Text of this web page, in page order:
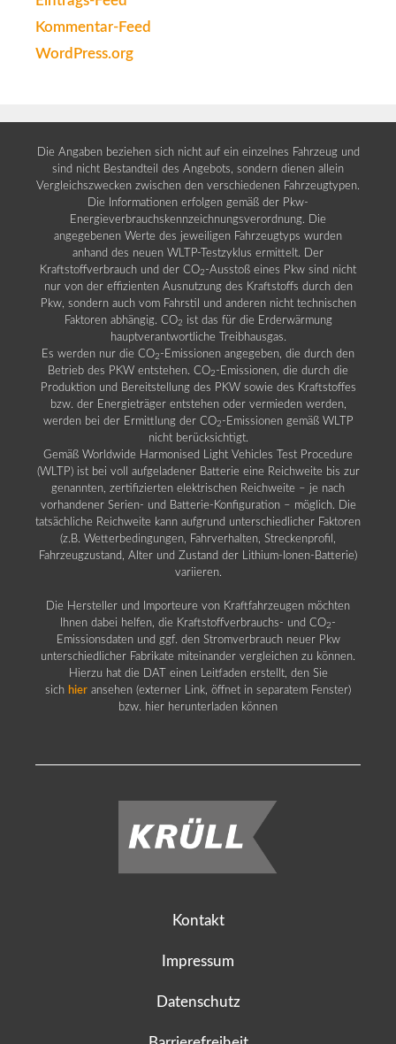
Kommentar-Feed
WordPress.org
Die Angaben beziehen sich nicht auf ein einzelnes Fahrzeug und
sind nicht Bestandteil des Angebots, sondern dienen allein
Vergleichszwecken zwischen den verschiedenen Fahrzeugtypen.
Die Informationen erfolgen gemäß der Pkw-
Energieverbrauchskennzeichnungsverordnung. Die
angegebenen Werte des jeweiligen Fahrzeugtyps wurden
anhand des neuen WLTP-Testzyklus ermittelt. Der
Kraftstoffverbrauch und der CO2 -Ausstoß eines Pkw sind nicht
nur von der effizienten Ausnutzung des Kraftstoffs durch den
Pkw, sondern auch vom Fahrstil und anderen nicht technischen
Faktoren abhängig. CO2 ist das für die Erderwärmung
hauptverantwortliche Treibhausgas.
Es werden nur die CO2 -Emissionen angegeben, die durch den
Betrieb des PKW entstehen. CO2 -Emissionen, die durch die
Produktion und Bereitstellung des PKW sowie des Kraftstoffes
bzw. der Energieträger entstehen oder vermieden werden,
werden bei der Ermittlung der CO2 -Emissionen gemäß WLTP
nicht berücksichtigt.
Gemäß Worldwide Harmonised Light Vehicles Test Procedure
(WLTP) ist bei voll aufgeladener Batterie eine Reichweite bis zur
genannten, zertifizierten elektrischen Reichweite – je nach
vorhandener Serien- und Batterie-Konfiguration – möglich. Die
tatsächliche Reichweite kann aufgrund unterschiedlicher Faktoren
(z.B. Wetterbedingungen, Fahrverhalten, Streckenprofil,
Fahrzeugzustand, Alter und Zustand der Lithium-Ionen-Batterie)
variieren.
Die Hersteller und Importeure von Kraftfahrzeugen möchten
Ihnen dabei helfen, die Kraftstoffverbrauchs- und CO2 -
Emissionsdaten und ggf. den Stromverbrauch neuer Pkw
unterschiedlicher Fabrikate miteinander vergleichen zu können.
Hierzu hat die DAT einen Leitfaden erstellt, den Sie
sich hier ansehen (externer Link, öffnet in separatem Fenster)
bzw. hier herunterladen können
Kontakt
Impressum
Datenschutz